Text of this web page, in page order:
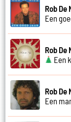
Rob De
Een
Rob De
Een
Rob De
Een